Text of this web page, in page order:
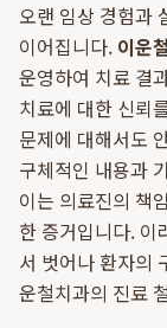
오랜 임상 경험과
이어집니다. 이운
운영하여 치료 결
치료에 대한 신뢰
문제에 대해서도
구체적인 내용과
이는 의료진의 책
한 증거입니다. 이
서 벗어나 환자의
운철치과의 진료